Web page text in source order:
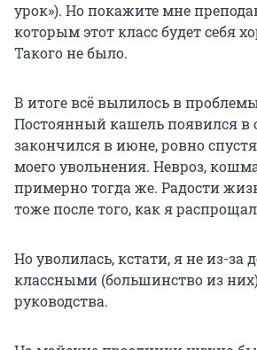
урок»). Но покажите мне
которым этот класс будет себя
Такого не было.
В итоге всё вылилось в
Постоянный кашель появился в
закончился в июне, ровно
моего увольнения. Невроз,
примерно тогда же. Радости
тоже после того, как я
Но уволилась, кстати, я не из-за
классными (большинство из
руководства.